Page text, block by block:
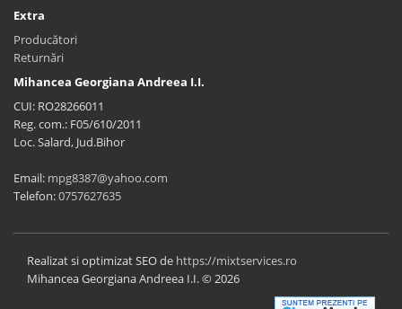
Extra
Producători
Returnări
Mihancea Georgiana Andreea I.I.
CUI: RO28266011
Reg. com.: F05/610/2011
Loc. Salard, Jud.Bihor
Email: mpg8387@yahoo.com
Telefon:0757627635
Realizat si optimizat SEO de https://mixtservices.ro
Mihancea Georgiana Andreea I.I. © 2026